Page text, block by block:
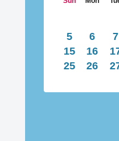
5
6 7
15
16
25
26